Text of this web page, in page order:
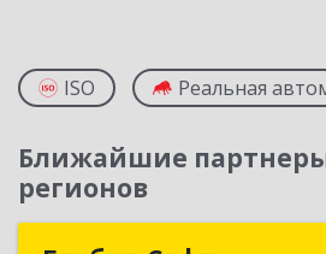
ISO Реальная
Ближайшие
регионов